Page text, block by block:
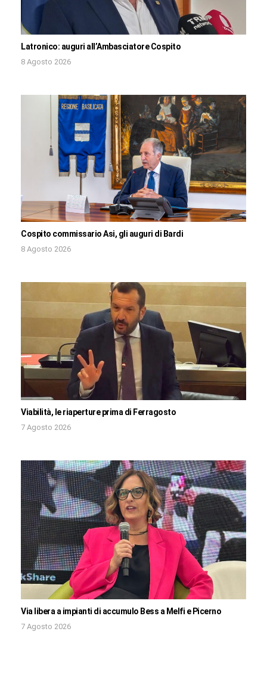
Latronico: auguri all’Ambasciatore Cospito
8 Agosto 2026
Cospito commissario Asi, gli auguri di Bardi
8 Agosto 2026
Viabilità, le riaperture prima di Ferragosto
7 Agosto 2026
Via libera a impianti di accumulo Bess a Melfi e Picerno
7 Agosto 2026